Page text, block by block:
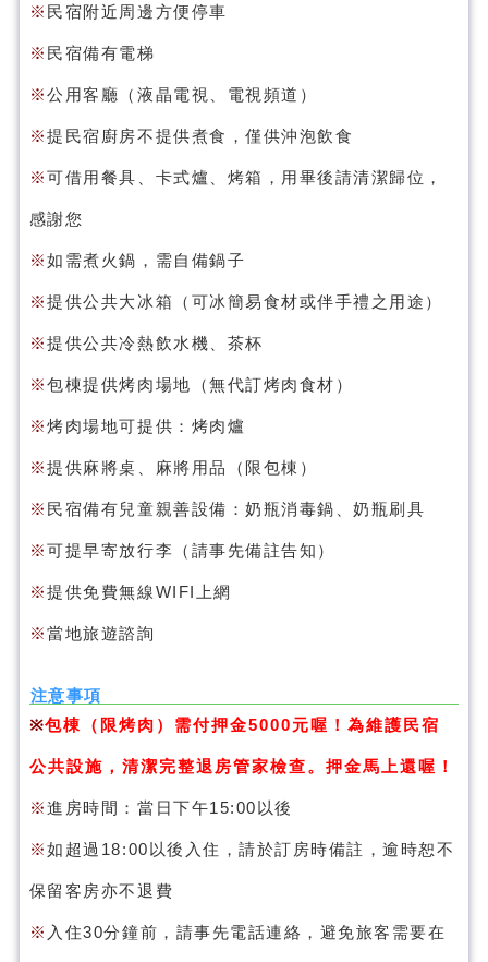
※ 民宿附近周邊方便停車
※ 民宿備有電梯
※公用客廳（液晶電視、電視頻道）
※提民宿廚房不提供煮食，僅供沖泡飲食
※可借用餐具、卡式爐、烤箱，用畢後請清潔歸位，
感謝您
※如需煮火鍋，需自備鍋子
※提供公共大冰箱（可冰簡易食材或伴手禮之用途）
※提供公共冷熱飲水機、茶杯
※包棟提供烤肉場地（無代訂烤肉食材）
※烤肉場地可提供：烤肉爐
※提供麻將桌、麻將用品（限包棟）
※ 民宿備有兒童親善設備：奶瓶消毒鍋、奶瓶刷具
※可提早寄放行李（請事先備註告知）
※提供免費無線WIFI上網
※當地旅遊諮詢
注意事項
※包棟（限烤肉）需付押金5000元喔！為維護民宿
公共設施，清潔完整退房管家檢查。押金馬上還喔！
※進房時間：當日下午15:00以後
※如超過18:00以後入住，請於訂房時備註，逾時恕不
保留客房亦不退費
※ 入住30分鐘前，請事先電話連絡，避免旅客需要在